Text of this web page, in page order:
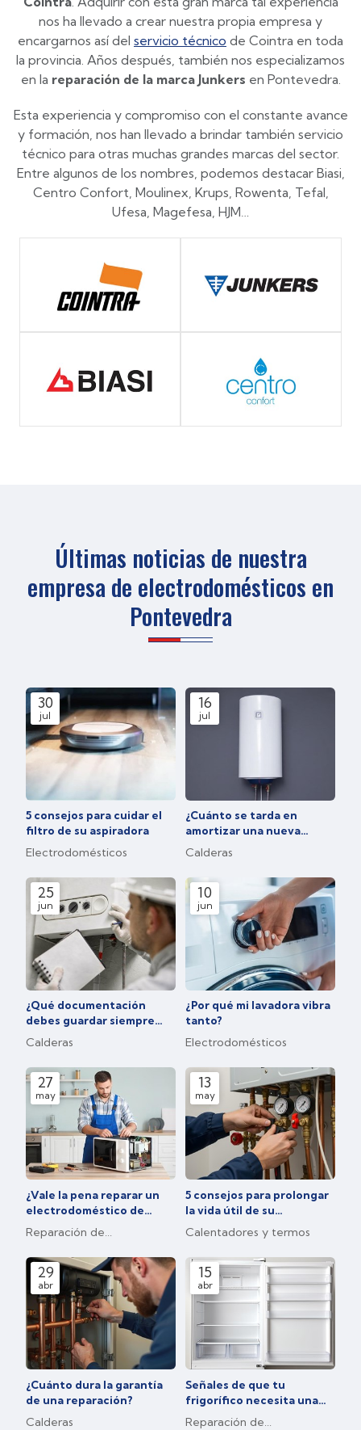
nos ha llevado a crear nuestra propia empresa y
encargarnos así del servicio técnico de Cointra en toda
la provincia. Años después, también nos especializamos
en la reparación de la marca Junkers en Pontevedra.
Esta experiencia y compromiso con el constante avance
y formación, nos han llevado a brindar también servicio
técnico para otras muchas grandes marcas del sector.
Entre algunos de los nombres, podemos destacar Biasi,
Centro Confort, Moulinex, Krups, Rowenta, Tefal,
Ufesa, Magefesa, HJM…
Últimas noticias de nuestra
empresa de electrodomésticos en
Pontevedra
30
jul
5 consejos para cuidar el
filtro de su aspiradora
Electrodomésticos
16
jul
¿Cuánto se tarda en
amortizar una nueva
caldera?
Calderas
25
jun
¿Qué documentación
debes guardar siempre
después de una
Calderas
10
jun
¿Por qué mi lavadora vibra
tanto?
Electrodomésticos
27
may
¿Vale la pena reparar un
electrodoméstico de
menos de 50 euros?
Reparación de
13
may
5 consejos para prolongar
la vida útil de su
calentador de gas o
Calentadores y termos
29
abr
¿Cuánto dura la garantía
de una reparación?
Calderas
15
abr
Señales de que tu
frigorífico necesita una
carga de gas refrigerante
Reparación de